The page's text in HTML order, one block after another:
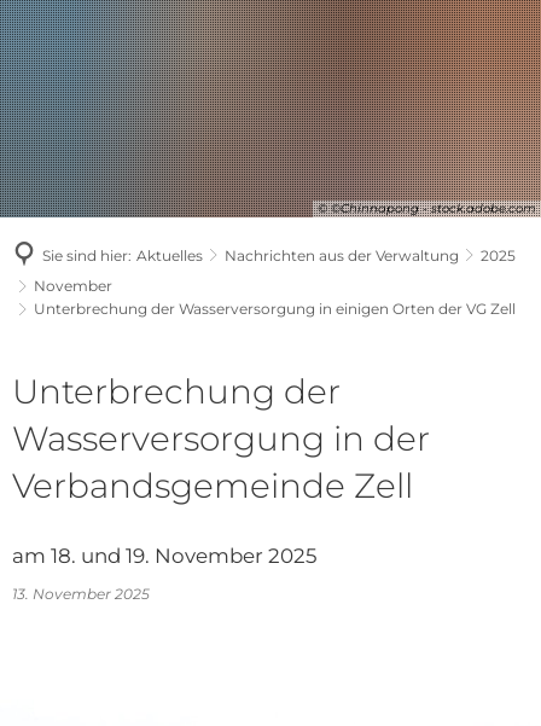
© ©Chinnapong - stock.adobe.com
Sie sind hier: Aktuelles Nachrichten aus der Verwaltung
2025
November
Unterbrechung der Wasserversorgung in einigen Orten der VG Zell
Unterbrechung der
Wasserversorgung in der
Verbandsgemeinde Zell
am 18. und 19. November 2025
13. November 2025